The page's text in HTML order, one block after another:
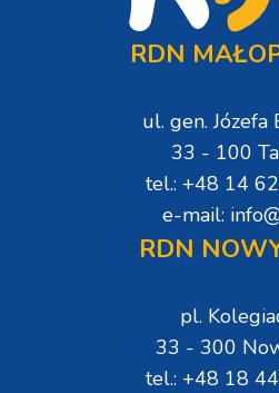
RDN
ul. gen. Józefa
33 - 100
tel.: +48 14
e-mail:
RDN
pl.
33 - 300
tel.: +48 18